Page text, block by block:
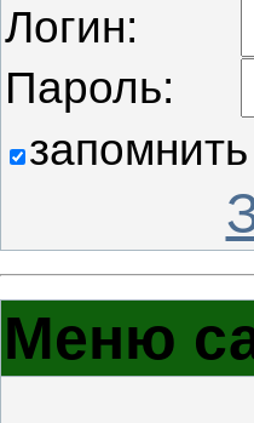
Логин:
Пароль:
запомнить
Меню